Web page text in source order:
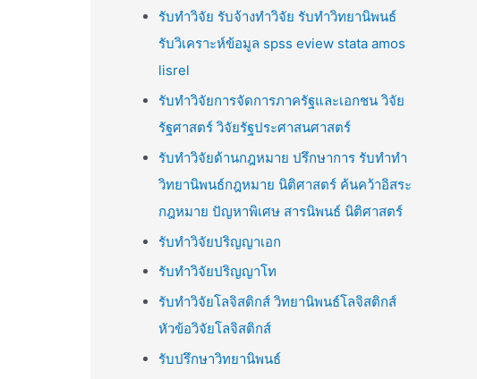
รับทำวิจัย รับจ้างทำวิจัย รับทำวิทยานิพนธ์
รับวิเคราะห์ข้อมูล spss eview stata amos
lisrel
รับทำวิจัยการจัดการภาครัฐและเอกชน วิจัย
รัฐศาสตร์ วิจัยรัฐประศาสนศาสตร์
รับทำวิจัยด้านกฎหมาย ปรึกษาการ รับทำทำ
วิทยานิพนธ์กฎหมาย นิติศาสตร์ ค้นคว้าอิสระ
กฎหมาย ปัญหาพิเศษ สารนิพนธ์ นิติศาสตร์
รับทำวิจัยปริญญาเอก
รับทำวิจัยปริญญาโท
รับทำวิจัยโลจิสติกส์ วิทยานิพนธ์โลจิสติกส์
หัวข้อวิจัยโลจิสติกส์
รับปรึกษาวิทยานิพนธ์